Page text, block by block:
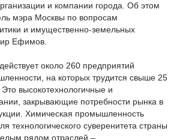
и компании города. Об этом
мэра Москвы по вопросам
и имущественно-земельных
Ефимов.
около 260 предприятий
на которых трудится свыше 25
высокотехнологичные и
закрывающие потребности рынка в
Химическая промышленность
технологического суверенитета страны
рядом отраслей –